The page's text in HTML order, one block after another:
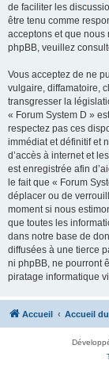
de faciliter les
être tenu comme
acceptons et que nous
phpBB, veuillez
Vous acceptez de ne
vulgaire, diffamatoire,
transgresser la
« Forum System D »
respectez pas ces
immédiat et définitif et
d’accès à internet et
est enregistrée afin
le fait que « Forum
déplacer ou de
moment si nous
que toutes les
dans notre base de
diffusées à une tierce
ni phpBB, ne pourront
piratage informatique
Accueil Accueil